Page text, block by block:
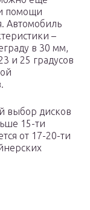
помощи
Автомобиль
–
в 30 мм,
и 25 градусов
выбор дисков
15-ти
от 17-20-ти